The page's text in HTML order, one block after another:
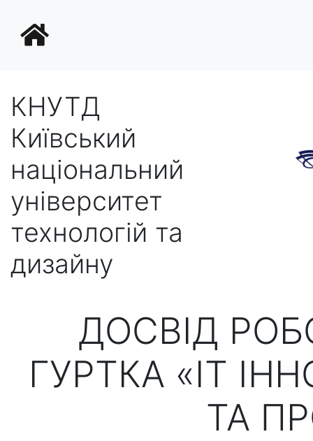
КНУТД
Київський
національний
університет
технологій та
дизайну
ДОСВІД
ГУРТКА «ІТ
ТА